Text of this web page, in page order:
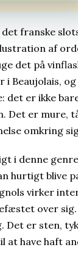
det franske
af
det på
i Beaujolais,
det er ikke
Det er mure,
omkring
i denne
hurtigt blive
virker
over sig.
Det er sten,
at have haft